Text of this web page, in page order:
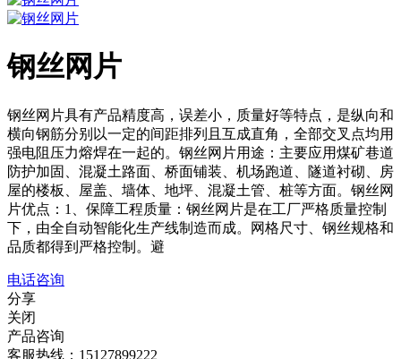
钢丝网片
钢丝网片具有产品精度高，误差小，质量好等特点，是纵向和
横向钢筋分别以一定的间距排列且互成直角，全部交叉点均用
强电阻压力熔焊在一起的。钢丝网片用途：主要应用煤矿巷道
防护加固、混凝土路面、桥面铺装、机场跑道、隧道衬砌、房
屋的楼板、屋盖、墙体、地坪、混凝土管、桩等方面。钢丝网
片优点：1、保障工程质量：钢丝网片是在工厂严格质量控制
下，由全自动智能化生产线制造而成。网格尺寸、钢丝规格和
品质都得到严格控制。避
电话咨询
分享
关闭
产品咨询
客服热线：15127899222